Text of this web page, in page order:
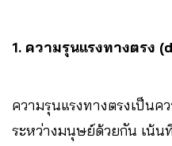
1. ความรุนแรงทางตรง
ความรุนแรงทางตรงเป็นค
ระหว่างมนุษย์ด้วยกัน เน้น